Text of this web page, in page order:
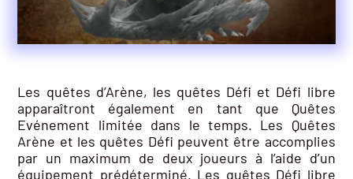
Les quêtes d’Arène, les quêtes Défi et Défi libre
apparaîtront également en tant que Quêtes
Evénement limitée dans le temps. Les Quêtes
Arène et les quêtes Défi peuvent être accomplies
par un maximum de deux joueurs à l’aide d’un
équipement prédéterminé. Les quêtes Défi libre